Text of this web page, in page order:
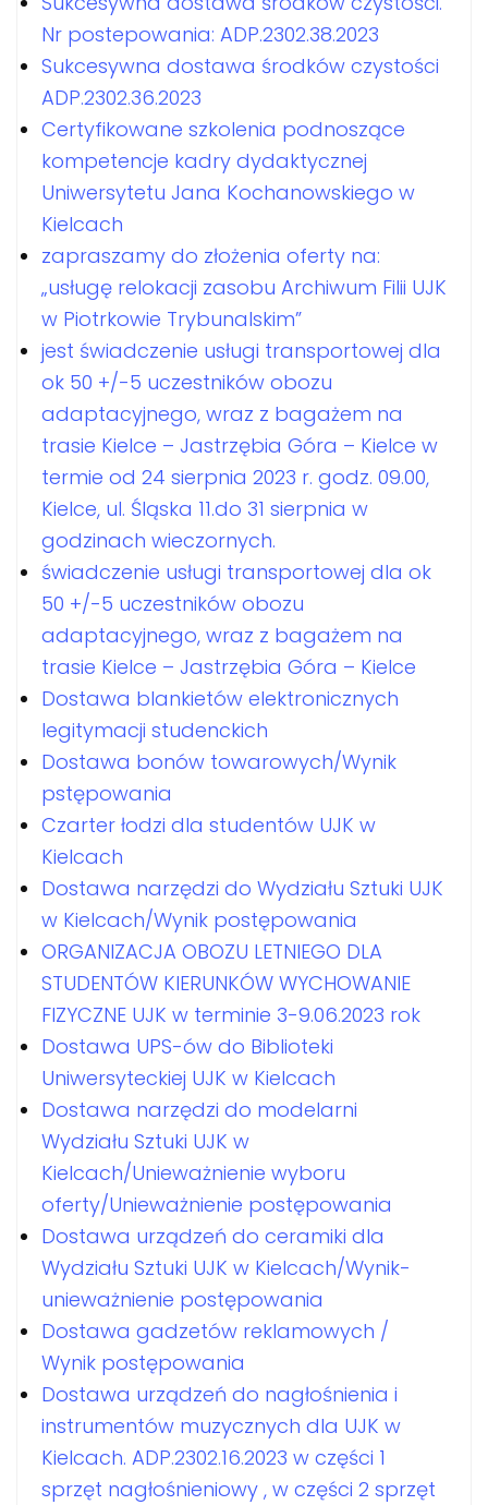
Nr postepowania: ADP.2302.38.2023
Sukcesywna dostawa środków czystości
ADP.2302.36.2023
Certyfikowane szkolenia podnoszące
kompetencje kadry dydaktycznej
Uniwersytetu Jana Kochanowskiego w
Kielcach
zapraszamy do złożenia oferty na:
„usługę relokacji zasobu Archiwum Filii UJK
w Piotrkowie Trybunalskim”
jest świadczenie usługi transportowej dla
ok 50 +/-5 uczestników obozu
adaptacyjnego, wraz z bagażem na
trasie Kielce – Jastrzębia Góra – Kielce w
termie od 24 sierpnia 2023 r. godz. 09.00,
Kielce, ul. Śląska 11.do 31 sierpnia w
godzinach wieczornych.
świadczenie usługi transportowej dla ok
50 +/-5 uczestników obozu
adaptacyjnego, wraz z bagażem na
trasie Kielce – Jastrzębia Góra – Kielce
Dostawa blankietów elektronicznych
legitymacji studenckich
Dostawa bonów towarowych/Wynik
pstępowania
Czarter łodzi dla studentów UJK w
Kielcach
Dostawa narzędzi do Wydziału Sztuki UJK
w Kielcach/Wynik postępowania
ORGANIZACJA OBOZU LETNIEGO DLA
STUDENTÓW KIERUNKÓW WYCHOWANIE
FIZYCZNE UJK w terminie 3-9.06.2023 rok
Dostawa UPS-ów do Biblioteki
Uniwersyteckiej UJK w Kielcach
Dostawa narzędzi do modelarni
Wydziału Sztuki UJK w
Kielcach/Unieważnienie wyboru
oferty/Unieważnienie postępowania
Dostawa urządzeń do ceramiki dla
Wydziału Sztuki UJK w Kielcach/Wynik-
unieważnienie postępowania
Dostawa gadzetów reklamowych /
Wynik postępowania
Dostawa urządzeń do nagłośnienia i
instrumentów muzycznych dla UJK w
Kielcach. ADP.2302.16.2023 w części 1
sprzęt nagłośnieniowy , w części 2 sprzęt